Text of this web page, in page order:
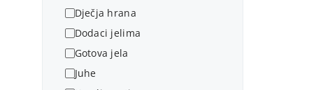
Dječja hrana
Dodaci jelima
Gotova jela
Juhe